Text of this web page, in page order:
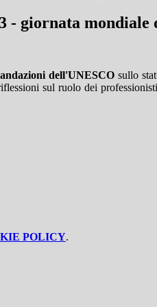
- giornata mondiale
dell'UNESCOsullo
sul ruolo dei
POLICY.